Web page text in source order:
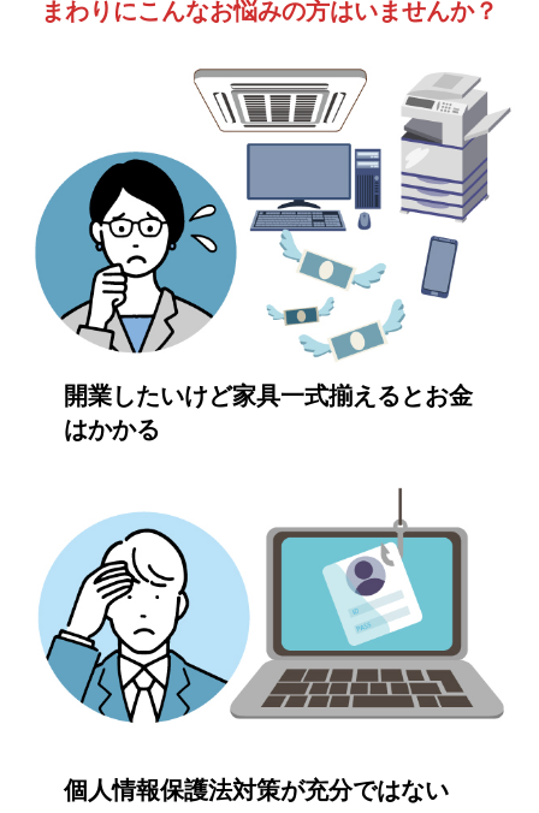
まわりにこんなお悩みの方はいませんか？
開業したいけど家具一式揃えるとお金
はかかる
個人情報保護法対策が充分ではない